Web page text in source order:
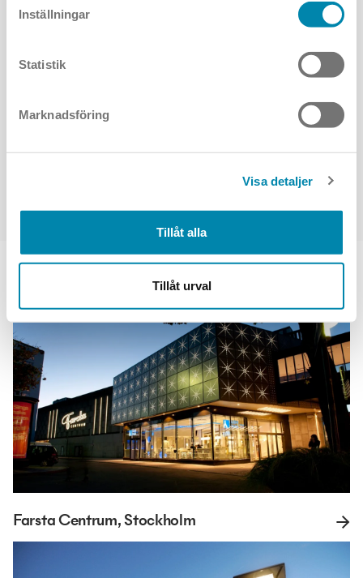
Inställningar
Statistik
Marknadsföring
Visa detaljer
Tillåt alla
Tillåt urval
Bogfelts
2024-25
ARMATUR
Farsta Centrum, Stockholm